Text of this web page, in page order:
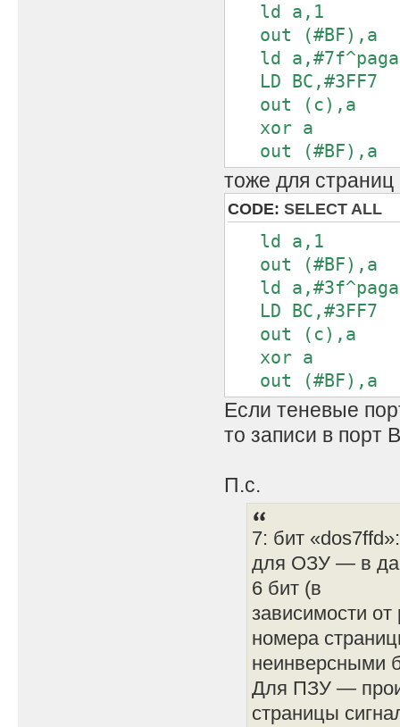
ld a,1
out (#BF),a
ld a,#7f^paga
LD BC,#3FF7
out (c),a
xor a
out (#BF),a
тоже для страниц
CODE: SELECT ALL
ld a,1
out (#BF),a
ld a,#3f^paga
LD BC,#3FF7
out (c),a
xor a
out (#BF),a
Если теневые
то записи в порт
П.с.
7: бит
для ОЗУ — в
6 бит (в
зависимости
номера
неинверсными
Для ПЗУ —
страницы